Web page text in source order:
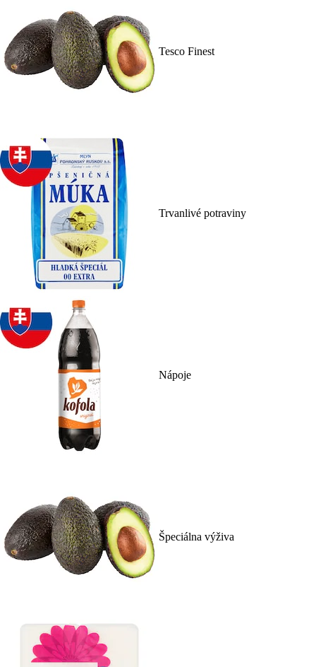
Tesco Finest
Trvanlivé potraviny
Nápoje
Špeciálna výživa